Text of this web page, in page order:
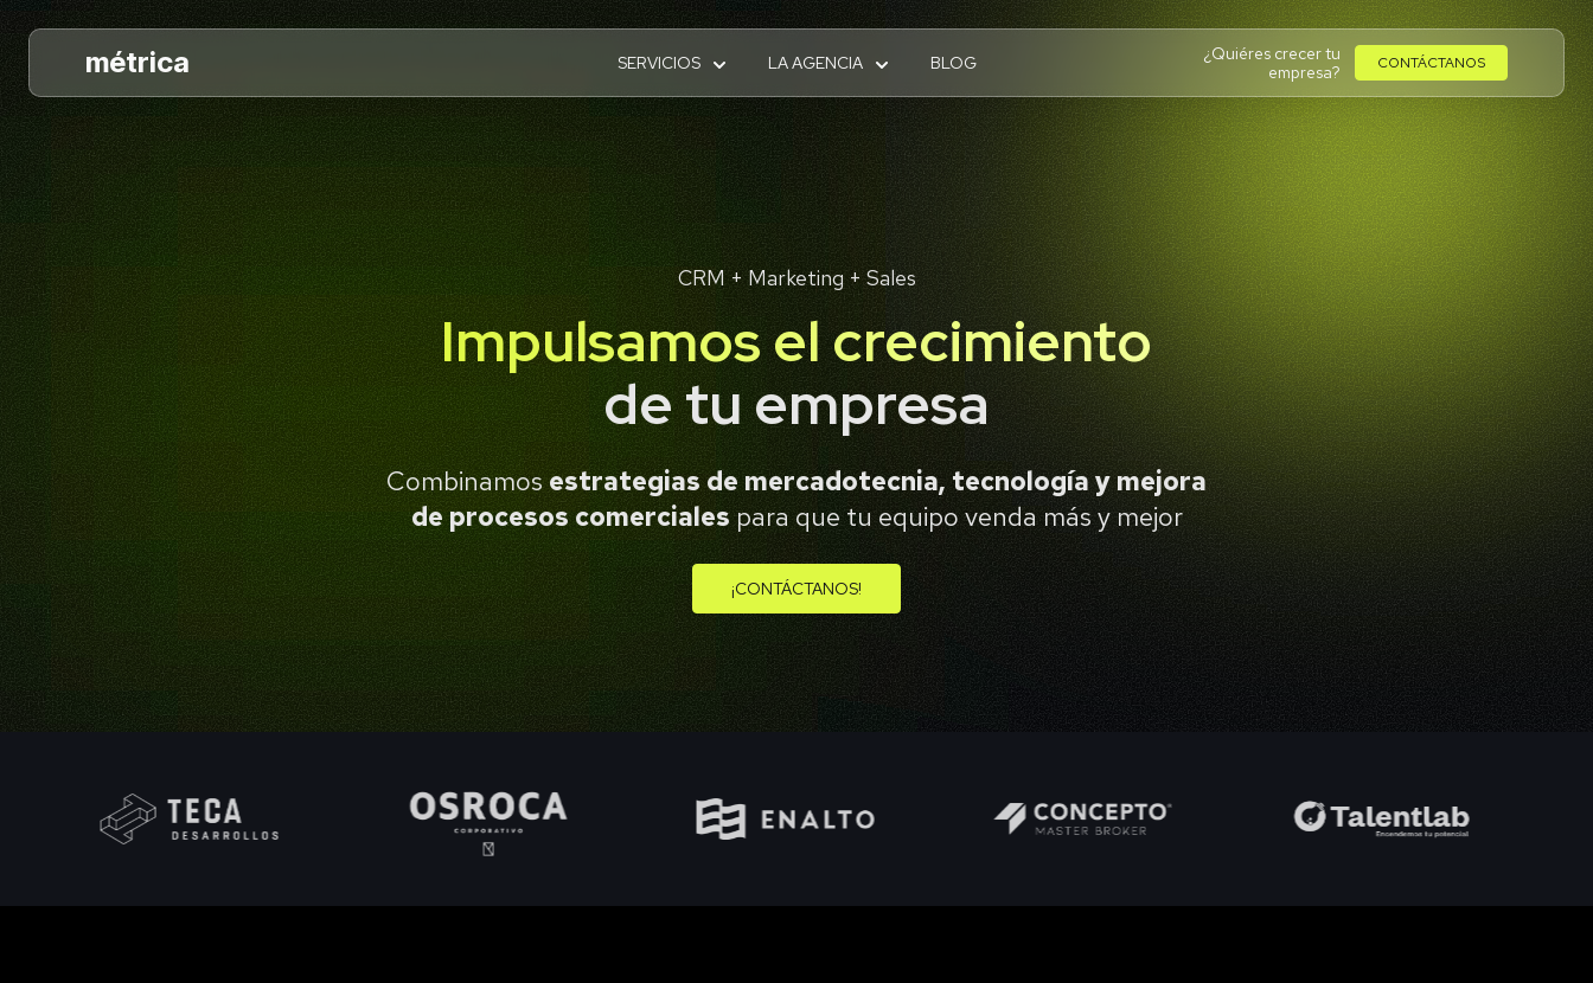
métrica SERVICIOS LA AGENCIA BLOG
¿Quiéres crecer tu
empresa?
CONTÁCTANOS
CRM + Marketing + Sales
Impulsamos el crecimiento
de tu empresa
Combinamos estrategias de mercadotecnia, tecnología y mejora
de procesos comercialespara que tu equipo venda más y mejor
¡CONTÁCTANOS!